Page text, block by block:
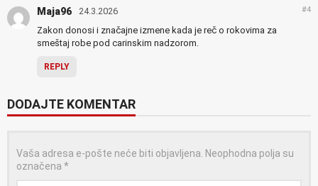
Maja96 24.3.2026 #4
Zakon donosi i značajne izmene kada je reč o rokovima za
smeštaj robe pod carinskim nadzorom.
REPLY
DODAJTE KOMENTAR
Vaša adresa e-pošte neće biti objavljena. Neophodna polja su
označena *